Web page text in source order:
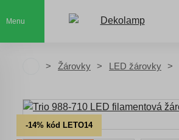
Menu
Žárovky LED žárovky
-14% kód LETO14